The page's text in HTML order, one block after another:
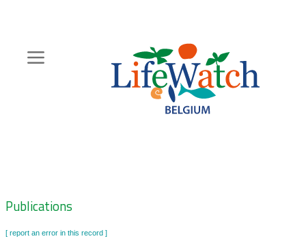
content
Zoeknavigatie
Publications
[ report an error in this record ]